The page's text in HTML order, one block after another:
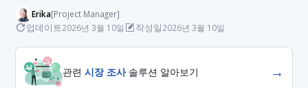
Erika[Project Manager]
업데이트2026년 3월 10일 작성일2026년 3월 10일
관련시장 조사솔루션 알아보기 →